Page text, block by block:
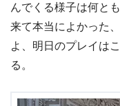
んでくる様子は何と
来て本当によかった
よ、明日のプレイは
る。